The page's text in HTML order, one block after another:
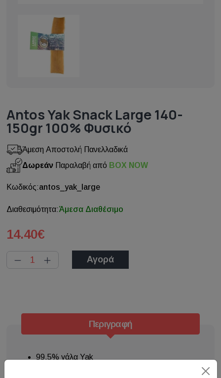
Antos Yak Snack Large 140-
150gr 100% Φυσικό
Άμεση Αποστολή Πανελλαδικά
Δωρεάν Παραλαβή από BOX NOW
Κωδικός:antos_yak_large
Διαθεσιμότητα:Άμεσα Διαθέσιμο
14.40€
Αγορά
Περιγραφή
99,5% γάλα Yak